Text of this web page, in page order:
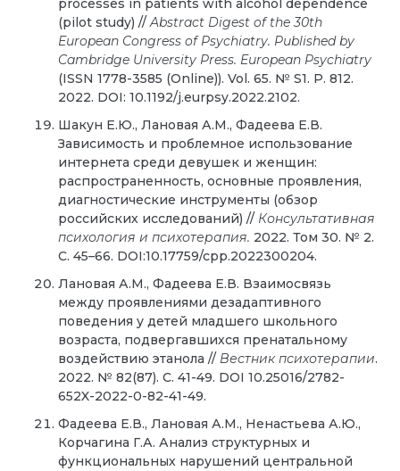
processes in patients with alcohol dependence
(pilot study) //Abstract Digest of the 30th
European Congress of Psychiatry. Published by
Cambridge University Press. European Psychiatry
(ISSN 1778-3585 (Online)). Vol. 65. № S1. P. 812.
2022. DOI: 10.1192/j.eurpsy.2022.2102.
Шакун Е.Ю., Лановая А.М., Фадеева Е.В.
Зависимость и проблемное использование
интернета среди девушек и женщин:
распространенность, основные проявления,
диагностические инструменты (обзор
российских исследований) // Консультативная
психология и психотерапия. 2022. Том 30. № 2.
С. 45–66. DOI:10.17759/cpp.2022300204.
Лановая А.М., Фадеева Е.В. Взаимосвязь
между проявлениями дезадаптивного
поведения у детей младшего школьного
возраста, подвергавшихся пренатальному
воздействию этанола // Вестник психотерапии.
2022. № 82(87). С. 41-49. DOI 10.25016/2782-
652X-2022-0-82-41-49.
Фадеева Е.В., Лановая А.М., Ненастьева А.Ю.,
Корчагина Г.А. Анализ структурных и
функциональных нарушений центральной